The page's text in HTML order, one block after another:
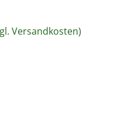
Versandkosten)